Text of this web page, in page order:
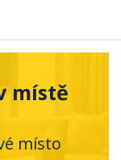
místě
místo